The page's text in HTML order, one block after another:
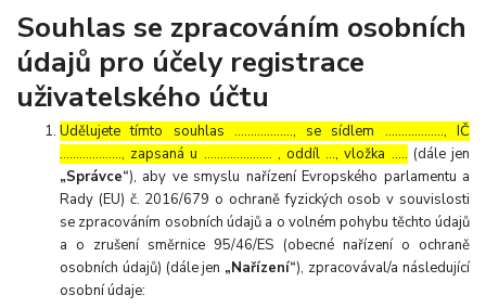
Souhlas se zpracováním osobních
údajů pro účely registrace
uživatelského účtu
Udělujete tímto souhlas ……………..., se sídlem ………………, IČ
………………., zapsaná u ………………… , oddíl …, vložka ….. (dále jen
„Správce“), aby ve smyslu nařízení Evropského parlamentu a
Rady (EU) č. 2016/679 o ochraně fyzických osob v souvislosti
se zpracováním osobních údajů a o volném pohybu těchto údajů
a o zrušení směrnice 95/46/ES (obecné nařízení o ochraně
osobních údajů) (dále jen „Nařízení“), zpracovával/a následující
osobní údaje: